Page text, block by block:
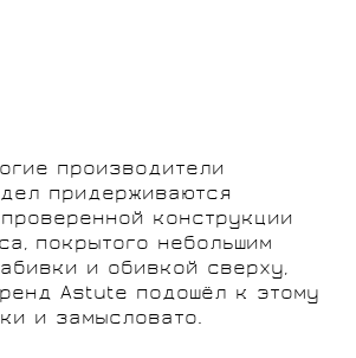
производители
придерживаются
конструкции
покрытого небольшим
и обивкой сверху,
Astute подошёл к этому
и замысловато.